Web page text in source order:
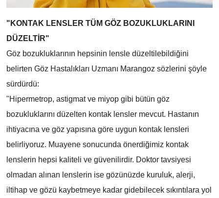
"KONTAK LENSLER TÜM GÖZ BOZUKLUKLARINI
DÜZELTİR"
Göz bozukluklarının hepsinin lensle düzeltilebildiğini
belirten Göz Hastalıkları Uzmanı Marangoz sözlerini şöyle
sürdürdü:
"Hipermetrop, astigmat ve miyop gibi bütün göz
bozukluklarını düzelten kontak lensler mevcut. Hastanın
ihtiyacına ve göz yapısına göre uygun kontak lensleri
belirliyoruz. Muayene sonucunda önerdiğimiz kontak
lenslerin hepsi kaliteli ve güvenilirdir. Doktor tavsiyesi
olmadan alınan lenslerin ise gözünüzde kuruluk, alerji,
iltihap ve gözü kaybetmeye kadar gidebilecek sıkıntılara yol